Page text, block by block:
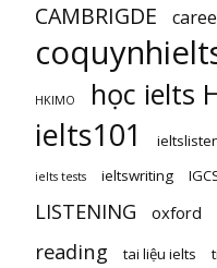
CAMBRIGDE
HKIMO học ielts
ielts101
ielts tests ieltswriting
LISTENING oxford
reading tai liệu ielts